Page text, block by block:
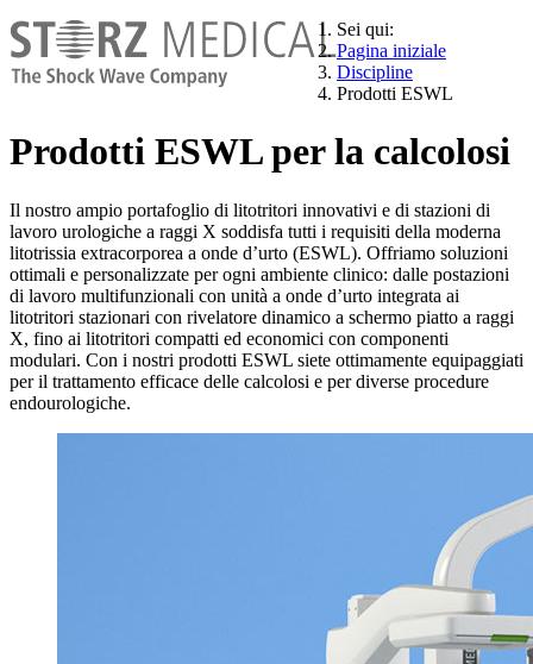
Sei qui:
Pagina iniziale
Discipline
Prodotti ESWL
Prodotti ESWL per la calcolosi
Il nostro ampio portafoglio di litotritori innovativi e di stazioni di
lavoro urologiche a raggi X soddisfa tutti i requisiti della moderna
litotrissia extracorporea a onde d’urto (ESWL). Offriamo soluzioni
ottimali e personalizzate per ogni ambiente clinico: dalle postazioni
di lavoro multifunzionali con unità a onde d’urto integrata ai
litotritori stazionari con rivelatore dinamico a schermo piatto a raggi
X, fino ai litotritori compatti ed economici con componenti
modulari. Con i nostri prodotti ESWL siete ottimamente equipaggiati
per il trattamento efficace delle calcolosi e per diverse procedure
endourologiche.